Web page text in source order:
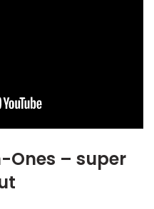
Ones – super